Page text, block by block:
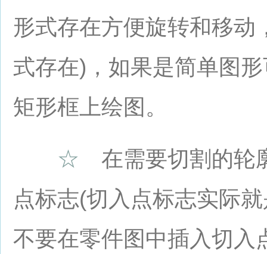
形式存在方便旋转和移动
式存在)，如果是简单图
矩形框上绘图。
☆ 在需要切割的轮
点标志(切入点标志实际
不要在零件图中插入切入